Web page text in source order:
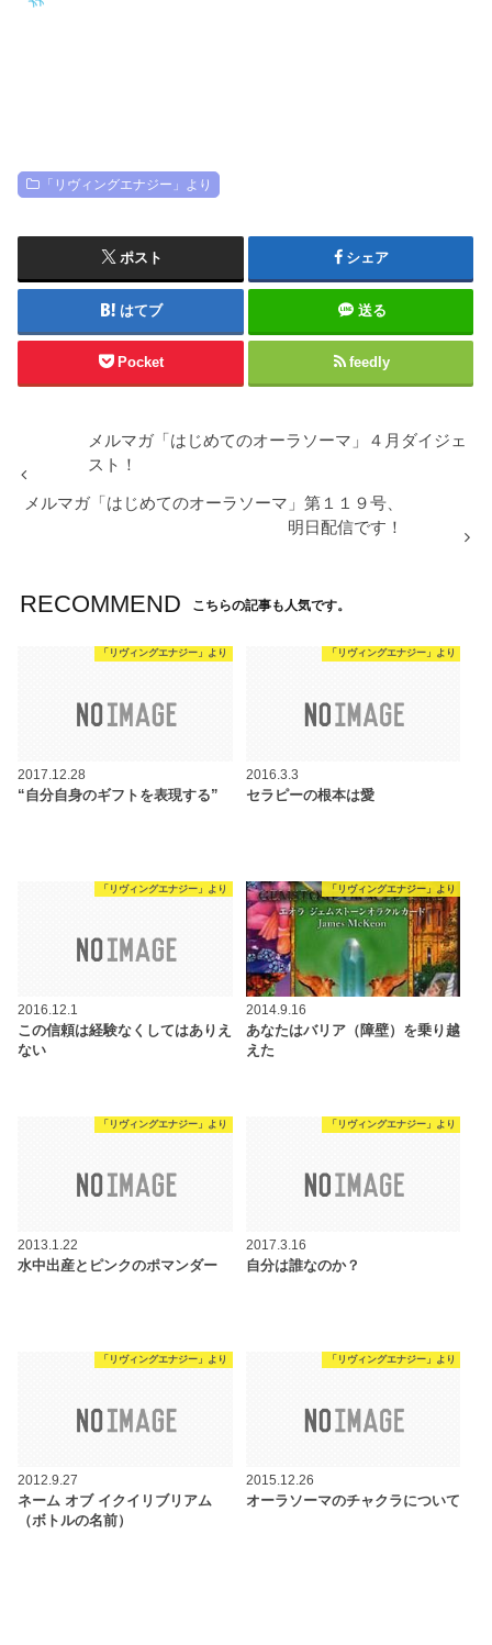
「リヴィングエナジー」より
ポスト シェア
はてブ 送る
Pocket feedly
メルマガ「はじめてのオーラソーマ」４月ダイジェ
スト！
メルマガ「はじめてのオーラソーマ」第１１９号、
明日配信です！
RECOMMEND こちらの記事も人気です。
「リヴィングエナジー」より
2017.12.28
“自分自身のギフトを表現する”
「リヴィングエナジー」より
2016.3.3
セラピーの根本は愛
「リヴィングエナジー」より
2016.12.1
この信頼は経験なくしてはありえ
ない
「リヴィングエナジー」より
2014.9.16
あなたはバリア（障壁）を乗り越
えた
「リヴィングエナジー」より
2013.1.22
水中出産とピンクのポマンダー
「リヴィングエナジー」より
2017.3.16
自分は誰なのか？
「リヴィングエナジー」より
2012.9.27
ネーム オブ イクイリブリアム
（ボトルの名前）
「リヴィングエナジー」より
2015.12.26
オーラソーマのチャクラについて